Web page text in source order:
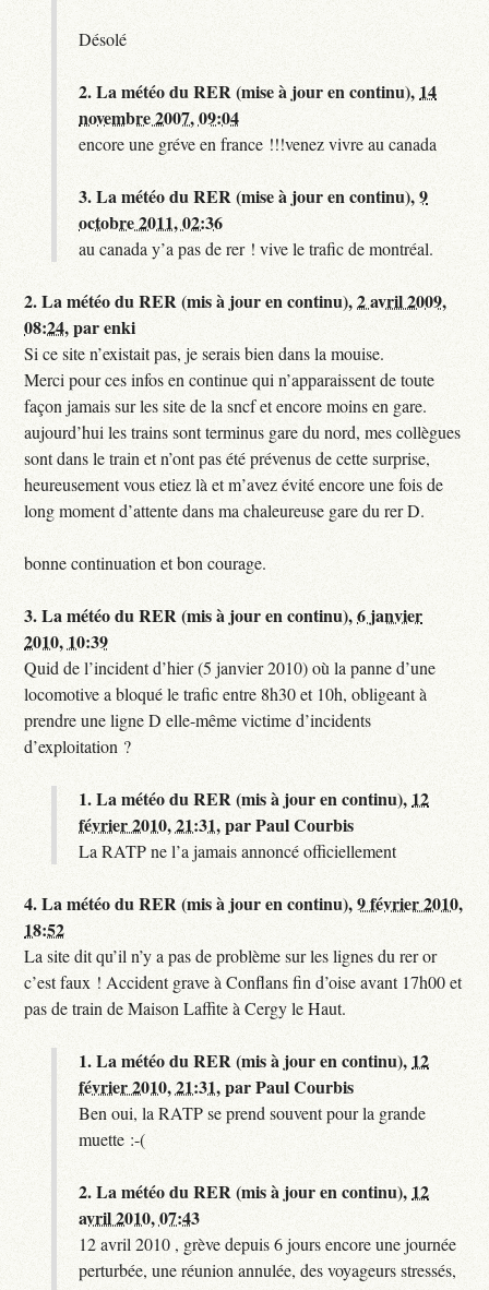
Désolé
2.La météo du RER (mise à jour en continu), 14
novembre 2007, 09:04
encore une gréve en france !!!venez vivre au canada
3.La météo du RER (mise à jour en continu),9
octobre 2011, 02:36
au canada y’a pas de rer ! vive le trafic de montréal.
2.La météo du RER (mis à jour en continu),2 avril 2009,
08:24,parenki
Si ce site n’existait pas, je serais bien dans la mouise.
Merci pour ces infos en continue qui n’apparaissent de toute
façon jamais sur les site de la sncf et encore moins en gare.
aujourd’hui les trains sont terminus gare du nord, mes collègues
sont dans le train et n’ont pas été prévenus de cette surprise,
heureusement vous etiez là et m’avez évité encore une fois de
long moment d’attente dans ma chaleureuse gare du rer D.
bonne continuation et bon courage.
3.La météo du RER (mis à jour en continu),6 janvier
2010, 10:39
Quid de l’incident d’hier (5 janvier 2010) où la panne d’une
locomotive a bloqué le trafic entre 8h30 et 10h, obligeant à
prendre une ligne D elle-même victime d’incidents
d’exploitation ?
1.La météo du RER (mis à jour en continu), 12
février 2010, 21:31,parPaul Courbis
La RATP ne l’a jamais annoncé officiellement
4.La météo du RER (mis à jour en continu),9 février 2010,
18:52
La site dit qu’il n’y a pas de problème sur les lignes du rer or
c’est faux ! Accident grave à Conflans fin d’oise avant 17h00 et
pas de train de Maison Laffite à Cergy le Haut.
1.La météo du RER (mis à jour en continu), 12
février 2010, 21:31,parPaul Courbis
Ben oui, la RATP se prend souvent pour la grande
muette :-(
2.La météo du RER (mis à jour en continu), 12
avril 2010, 07:43
12 avril 2010 , grève depuis 6 jours encore une journée
perturbée, une réunion annulée, des voyageurs stressés,